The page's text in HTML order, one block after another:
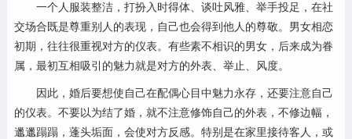
一个人服装整洁，打扮入时得体、谈吐风雅、举手投足，在社
交场合既是尊重别人的表现，自己也会得到他人的尊敬。男女相恋
初期，往往很重视对方的仪表。有些素不相识的男女，后来成为眷
属，最初互相吸引的魅力就是对方的外表、举止、风度。
因此，婚后要想使自己在配偶心目中魅力永存，还要注意自己
的仪表。不要以为结了婚，就不注意修饰自己的外表，不修边幅，
邋邋蹋蹋，蓬头垢面，会使对方反感。特别是在家里接待客人，或